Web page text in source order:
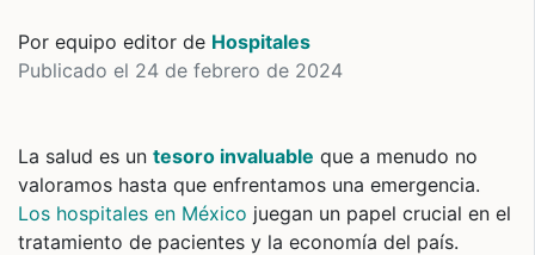
Por equipo editor de Hospitales
Publicado el 24 de febrero de 2024
La salud es un tesoro invaluable que a menudo no
valoramos hasta que enfrentamos una emergencia.
Los hospitales en México juegan un papel crucial en el
tratamiento de pacientes y la economía del país.